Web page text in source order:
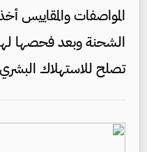
المواصفات والمقاييس
الشحنة وبعد فحصها لها
تصلح للاستهلاك البشري